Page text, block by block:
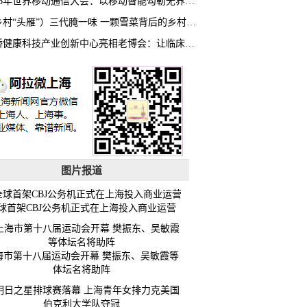
（乡村“头雁”）三代腌一味 一颗雪菜背后的乡村致富经
虹桥健康科技产业创新中心亮相老博会：让临床“需求”定义银发经济新生态
图片报道
首架CBJ公务机正式在上海投入商业运营
市第十八届运动会开幕 樊振东、吴敏霞等
体坛名将助阵